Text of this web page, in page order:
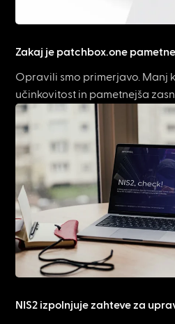
Zakaj je patchbox.one
Opravili smo primerjavo. Manj
učinkovitost in pametnejša
NIS2 izpolnjuje zahteve za